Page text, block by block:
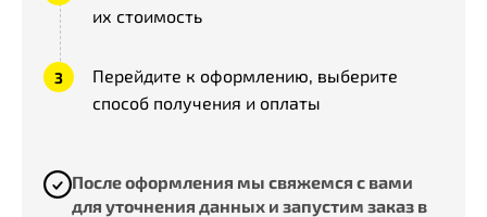
их стоимость
Перейдите к оформлению, выберите
способ получения и оплаты
После оформления мы свяжемся с вами
для уточнения данных и запустим заказ в